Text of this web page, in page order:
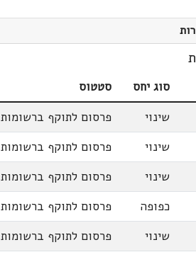
סוג יחס
סטטוס
שינוי
פרסום לתוקף ברשומות 25.01.62
שינוי
פרסום לתוקף ברשומות 15.01.70
שינוי
פרסום לתוקף ברשומות 30.07.70
כפופה
פרסום לתוקף ברשומות 01.09.76
שינוי
פרסום לתוקף ברשומות 07.03.88